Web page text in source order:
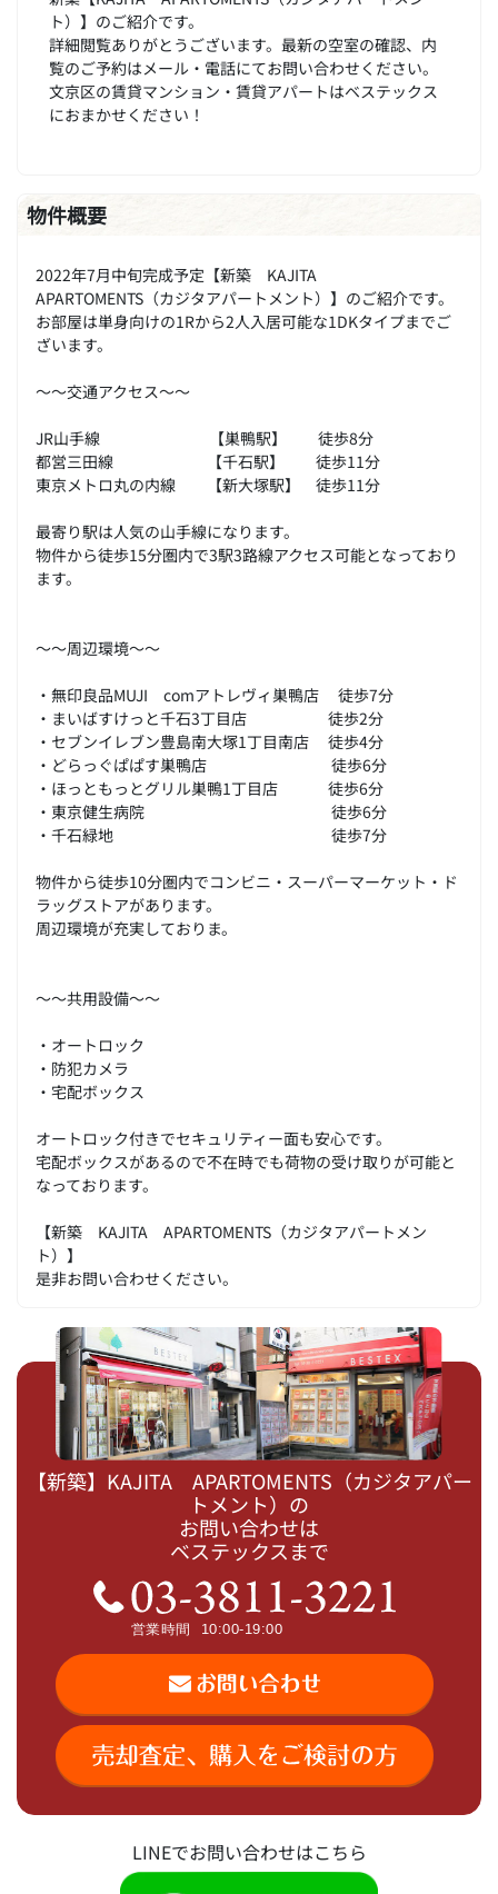
ト）】のご紹介です。
詳細閲覧ありがとうございます。最新の空室の確認、内
覧のご予約はメール・電話にてお問い合わせください。
文京区の賃貸マンション・賃貸アパートはベステックス
におまかせください！
物件概要
2022年7月中旬完成予定【新築 KAJITA
APARTOMENTS（カジタアパートメント）】のご紹介です。
お部屋は単身向けの1Rから2人入居可能な1DKタイプまでご
ざいます。
～～交通アクセス～～
JR山手線 【巣鴨駅】 徒歩8分
都営三田線 【千石駅】 徒歩11分
東京メトロ丸の内線 【新大塚駅】 徒歩11分
最寄り駅は人気の山手線になります。
物件から徒歩15分圏内で3駅3路線アクセス可能となっており
ます。
～～周辺環境～～
・無印良品MUJI comアトレヴィ巣鴨店 徒歩7分
・まいばすけっと千石3丁目店 徒歩2分
・セブンイレブン豊島南大塚1丁目南店 徒歩4分
・どらっぐぱぱす巣鴨店 徒歩6分
・ほっともっとグリル巣鴨1丁目店 徒歩6分
・東京健生病院 徒歩6分
・千石緑地 徒歩7分
物件から徒歩10分圏内でコンビニ・スーパーマーケット・ド
ラッグストアがあります。
周辺環境が充実しておりま。
～～共用設備～～
・オートロック
・防犯カメラ
・宅配ボックス
オートロック付きでセキュリティー面も安心です。
宅配ボックスがあるので不在時でも荷物の受け取りが可能と
なっております。
【新築 KAJITA APARTOMENTS（カジタアパートメン
ト）】
是非お問い合わせください。
【新築】KAJITA APARTOMENTS（カジタアパー
トメント）の
お問い合わせは
ベステックスまで
LINEでお問い合わせはこちら